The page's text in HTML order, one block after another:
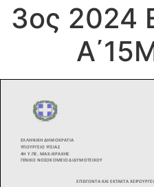
3ος 2024